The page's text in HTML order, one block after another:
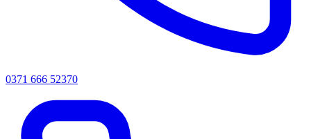
0371 666 52370